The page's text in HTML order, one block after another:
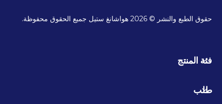
حقوق الطبع والنشر © 2026 هواشانغ ستيل جميع الحقوق محفوظة.
فئة المنتج
طلب